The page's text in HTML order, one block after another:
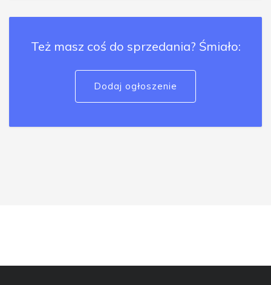
Też masz coś do sprzedania? Śmiało:
Dodaj ogłoszenie